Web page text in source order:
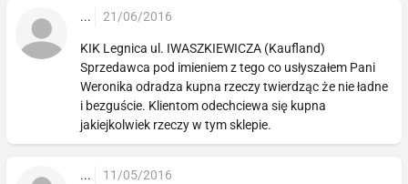
... 21/06/2016
KIK Legnica ul. IWASZKIEWICZA (Kaufland)
Sprzedawca pod imieniem z tego co usłyszałem Pani
Weronika odradza kupna rzeczy twierdząc że nie ładne
i bezguście. Klientom odechciewa się kupna
jakiejkolwiek rzeczy w tym sklepie.
... 11/05/2016